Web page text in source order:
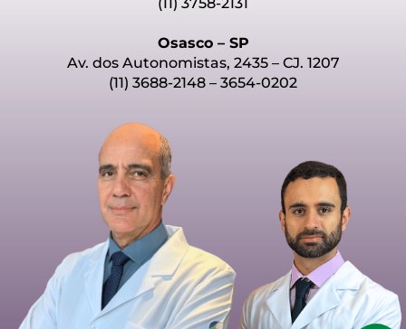
Osasco – SP
Av. dos Autonomistas, 2435 – CJ. 1207
(11) 3688-2148 – 3654-0202